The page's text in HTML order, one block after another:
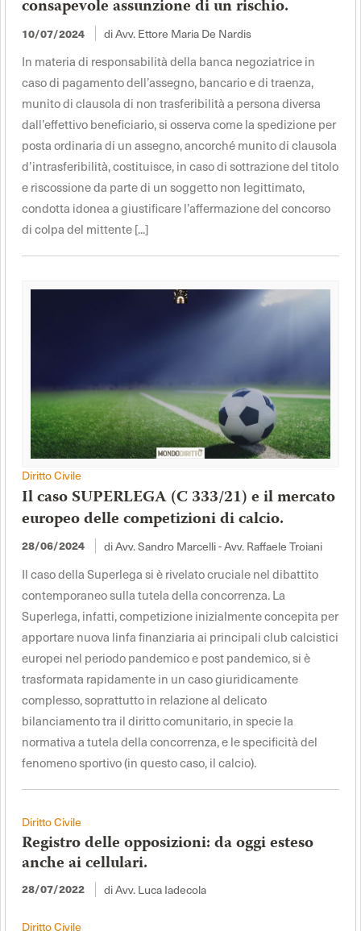
consapevole assunzione di un rischio.
10/07/2024 di Avv. Ettore Maria De Nardis
In materia di responsabilità della banca negoziatrice in
caso di pagamento dell’assegno, bancario e di traenza,
munito di clausola di non trasferibilità a persona diversa
dall’effettivo beneficiario, si osserva come la spedizione per
posta ordinaria di un assegno, ancorché munito di clausola
d’intrasferibilità, costituisce, in caso di sottrazione del titolo
e riscossione da parte di un soggetto non legittimato,
condotta idonea a giustificare l’affermazione del concorso
di colpa del mittente [...]
Diritto Civile
Il caso SUPERLEGA (C 333/21) e il mercato
europeo delle competizioni di calcio.
28/06/2024 di Avv. Sandro Marcelli - Avv. Raffaele Troiani
Il caso della Superlega si è rivelato cruciale nel dibattito
contemporaneo sulla tutela della concorrenza. La
Superlega, infatti, competizione inizialmente concepita per
apportare nuova linfa finanziaria ai principali club calcistici
europei nel periodo pandemico e post pandemico, si è
trasformata rapidamente in un caso giuridicamente
complesso, soprattutto in relazione al delicato
bilanciamento tra il diritto comunitario, in specie la
normativa a tutela della concorrenza, e le specificità del
fenomeno sportivo (in questo caso, il calcio).
Diritto Civile
Registro delle opposizioni: da oggi esteso
anche ai cellulari.
28/07/2022 di Avv. Luca Iadecola
Diritto Civile